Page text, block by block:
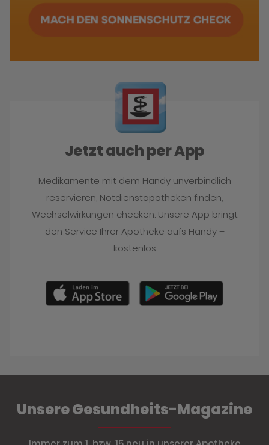
Jetzt auch per App
Medikamente mit dem Handy unverbindlich
reservieren, Notdienstapotheken finden,
Wechselwirkungen checken: Unsere App bringt
den Service Ihrer Apotheke aufs Handy –
kostenlos
Unsere Gesundheits-Magazine